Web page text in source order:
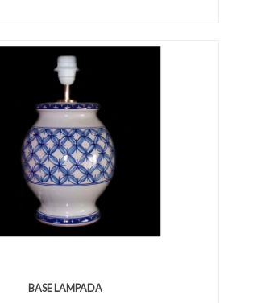
BASE LAMPADA